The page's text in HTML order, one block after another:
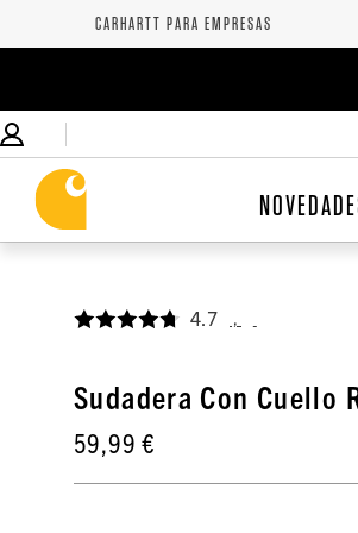
CARHARTT PARA EMPRESAS
4.7
Sudadera Con Cuello
59,99 €